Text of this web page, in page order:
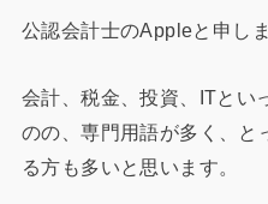
公認会計士のAppleと申しま
会計、税金、投資、ITとい
のの、専門用語が多く、と
る方も多いと思います。